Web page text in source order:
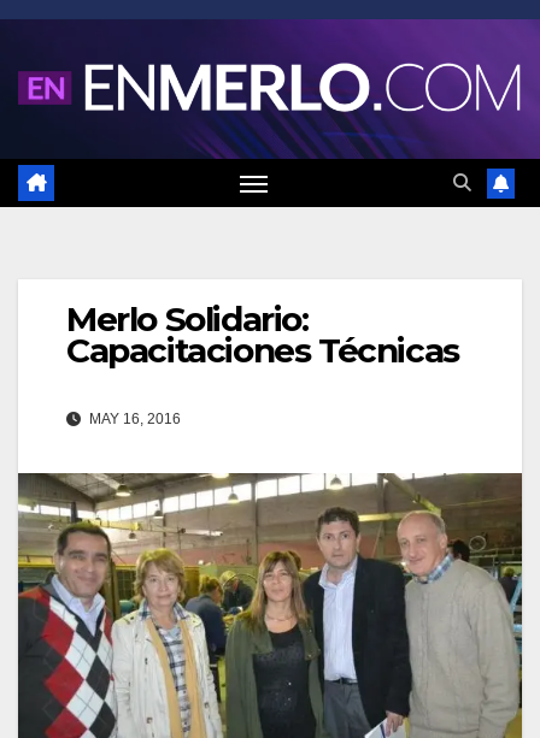
Saltar
contenido
Merlo Solidario:
Capacitaciones Técnicas
MAY 16, 2016